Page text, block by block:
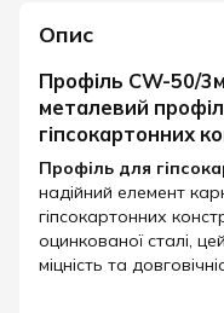
Опис
Профіль CW-50/
металевий
гіпсокартонних
Профіль для
надійний елемент
гіпсокартонних
оцинкованої сталі,
міцність та